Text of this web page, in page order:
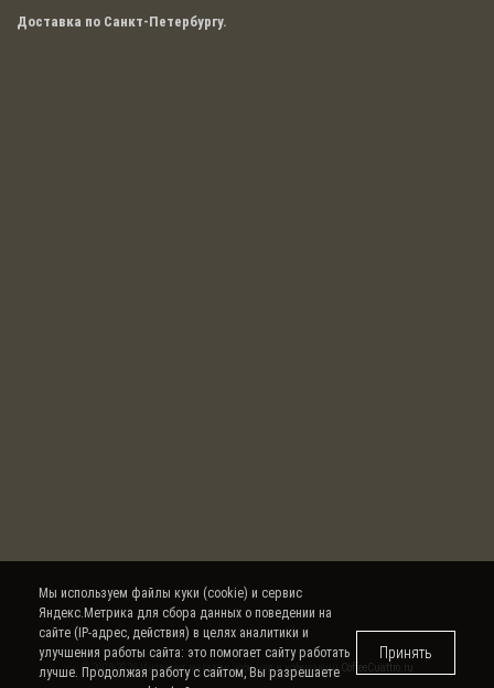
Доставка по Санкт-Петербургу.
© 2008-2026 Интернет магазин кофе, чая и кофемашин CoffeeCuattro.ru
Мы используем файлы куки (cookie) и сервис
Яндекс.Метрика для сбора данных о поведении на
сайте (IP-адрес, действия) в целях аналитики и
улучшения работы сайта: это помогает сайту работать
лучше. Продолжая работу с сайтом, Вы разрешаете
Принять